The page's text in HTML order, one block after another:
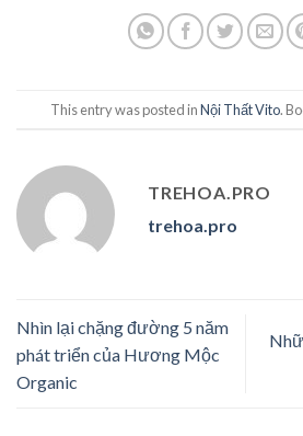
This entry was posted inNội Thất Vito.
TREHOA.PRO
trehoa.pro
Nhìn lại chặng đường 5 năm
phát triển của Hương Mộc
Organic